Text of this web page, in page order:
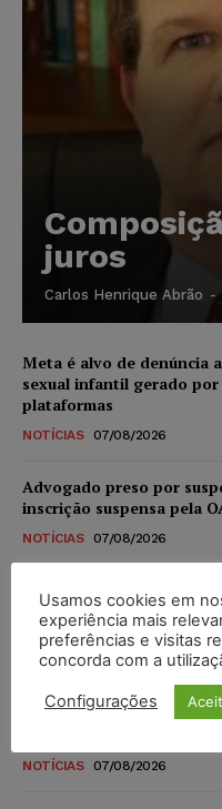
juros
Carlos Henrique Abrão -
Meta é alvo de denúncia
sexual infantil gerado por
plataformas
NOTÍCIAS 07/08/2026
Advogado preso por
inscrição suspensa pela
NOTÍCIAS 07/08/2026
STF amplia isenção de
novos para pessoas com
níveis
DIREITO TRIBUTÁRIO 07/08/
Justiça do Trabalho
NOTÍCIAS 07/08/2026
Usamos cookies em
experiência mais
preferências e visitas
concorda com a
Configurações